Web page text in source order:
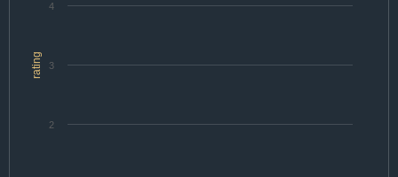
rating
2
3
4